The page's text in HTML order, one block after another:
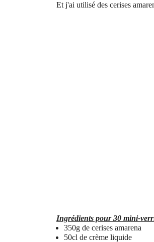
Et j'ai utilisé des cerises
Ingrédients pour 30 mini-
350g de cerises amarena
50cl de crème liquide